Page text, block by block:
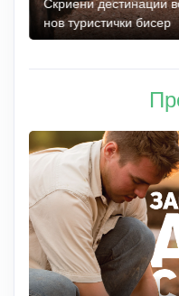
Скриени дестинации
нов туристички бисер